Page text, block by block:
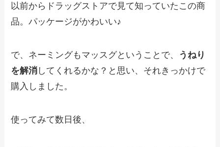
以前からドラッグストアで見て知っていたこの商
品。パッケージがかわいい♪
で、ネーミングもマッスグということで、
うねり
を解消 してくれるかな？と思い、それきっかけで
購入しました。
使ってみて数日後、